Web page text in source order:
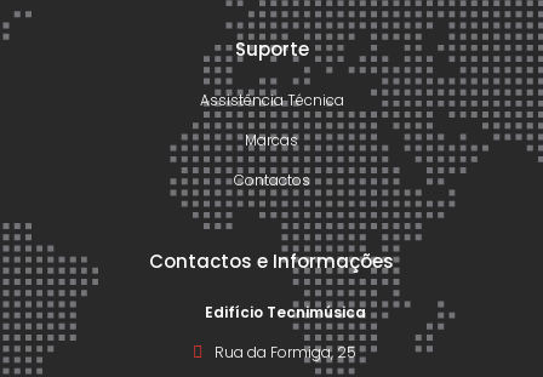
Suporte
Assistência Técnica
Marcas
Contactos
Contactos e Informações
Edifício Tecnimúsica
Rua da Formiga, 25